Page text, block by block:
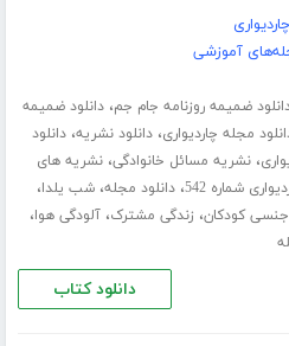
آموزشی
ضمیمه روزنامه جام جم،دانلود ضمیمه
مجله چاردیواری،دانلود نشریه،دانلود
،نشریه مسائل خانوادگی،نشریه های
شماره 542 ،دانلود مجله،شب یلدا،
کودکان، زندگی مشترک،آلودگی هوا،
دانلود کتاب